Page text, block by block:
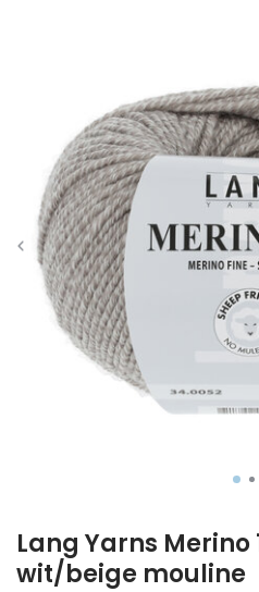
Lang Yarns Merino
wit/beige mouline